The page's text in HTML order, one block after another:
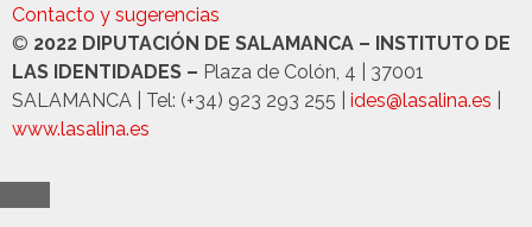
Contacto y sugerencias
© 2022 DIPUTACIÓN DE SALAMANCA – INSTITUTO DE
LAS IDENTIDADES – Plaza de Colón, 4 | 37001
SALAMANCA | Tel: (+34) 923 293 255 | ides@lasalina.es
www.lasalina.es